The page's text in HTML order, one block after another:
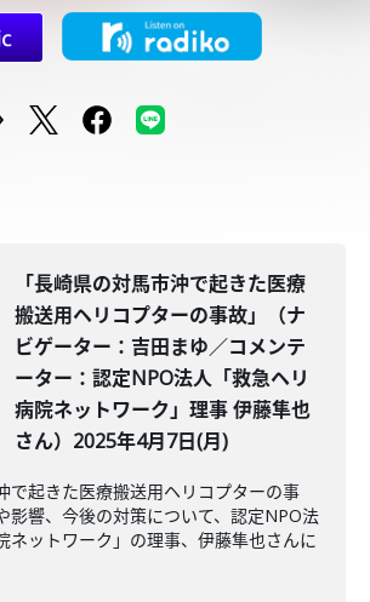
「長崎県の対馬市沖で起きた医療
搬送用ヘリコプターの事故」（ナ
ビゲーター：吉田まゆ／コメンテ
ーター：認定NPO法人「救急ヘリ
病院ネットワーク」理事 伊藤隼也
さん）2025年4月7日(月)
で起きた医療搬送用ヘリコプターの事
影響、今後の対策について、認定NPO法
ネットワーク」の理事、伊藤隼也さんに